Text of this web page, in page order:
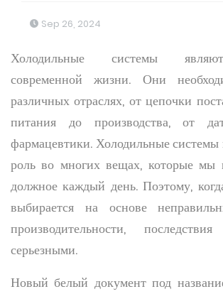
Sep 26, 2024
Холодильные системы
современной жизни. Они
различных отраслях, от цепочки
питания до производства, от
фармацевтики. Холодильные
роль во многих вещах, которые мы
должное каждый день. Поэтому,
выбирается на основе
производительности,
серьезными.
Новый белый документ под